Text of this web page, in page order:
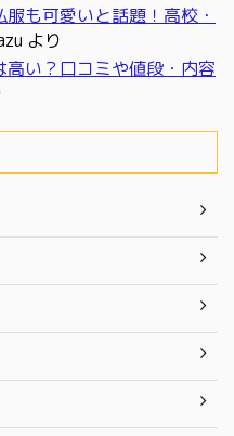
も可愛いと話題！高校・
より
い？口コミや値段・内容